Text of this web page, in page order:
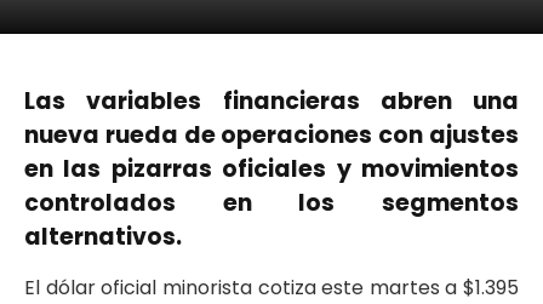
Las variables financieras abren una
nueva rueda de operaciones con ajustes
en las pizarras oficiales y movimientos
controlados en los segmentos
alternativos.
El dólar oficial minorista cotiza este martes a $1.395